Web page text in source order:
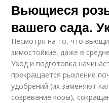
Вьющиеся
вашего сада.
Несмотря на то, что
зимостойкие, даже в
Уход и подготовка
прекращается рыхление
удобрений (их заменяют
созревание коры),